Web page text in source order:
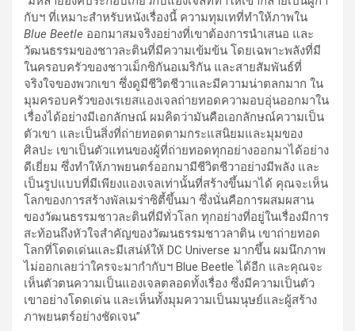
กับฯ ที่เหมาะสำหรับหนังเรื่องนี้ ความทุมเทที่ทำให้ภาพใน
Blue Beetle ออกมาสมจริงอย่างที่เขาต้องการนำเสนอ และ
วัฒนธรรมของชาวละตินที่มีความเข้มข้น โดยเฉพาะพลังที่มี
ในครอบครัวของชาวเม็กซิกันอเมริกัน และสายสัมพันธ์ที่
จริงใจของพวกเขา ซึ่งดูมีชีวิตชีวาและมีความน่าตลกมาก ใน
มุมครอบครัวของเรเยสแองเจลถ่ายทอดความอบอุ่นออกมาใน
เรื่องได้อย่างมีเอกลักษณ์ ผมคิดว่ามันคือเอกลักษณ์ความเป็น
ตัวเขา และเป็นสิ่งที่ถ่ายทอดตามกระแสนิยมและมุมของ
ศิลปะ เขาเป็นตัวแทนของผู้ที่ถ่ายทอดทุกอย่างออกมาได้อย่าง
ดีเยี่ยม ซึ่งทำให้ภาพยนตร์ออกมามีชีวิตชีวาอย่างมีพลัง และ
เป็นรูปแบบที่มีเพียงแองเจลเท่านั้นที่สร้างขึ้นมาได้ คุณจะเห็น
โลกของการสร้างพัลเมร่าซิตี้ขึ้นมา ซึ่งนั่นคือการผสมผสาน
ของวัฒนธรรมชาวละตินที่มีทั่วโลก ทุกอย่างที่อยู่ในเรื่องมีการ
สะท้อนถึงหัวใจสำคัญของวัฒนธรรมชาวลาติน เขาถ่ายทอด
โลกที่โดดเด่นและมีเสน่ห์ให้ DC Universe มากขึ้น ผมนึกภาพ
ไม่ออกเลยว่าใครจะมากำกับฯ Blue Beetle ได้อีก และคุณจะ
เห็นตัวตนความเป็นแองเจลตลอดทั้งเรื่อง ซึ่งมีความเป็นตัว
เขาอย่างโดดเด่น และเห็นทั้งมุมความเป็นมนุษย์และผู้สร้าง
ภาพยนตร์อย่างชัดเจน”